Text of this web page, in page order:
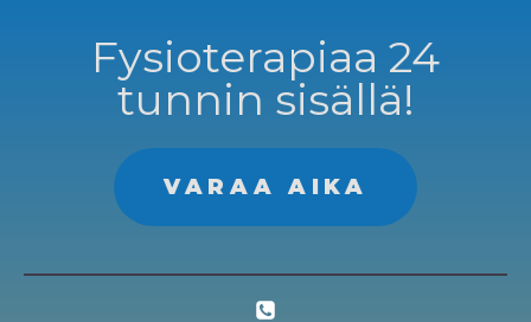
Fysioterapiaa 24
tunnin sisällä!
VARAA AIKA